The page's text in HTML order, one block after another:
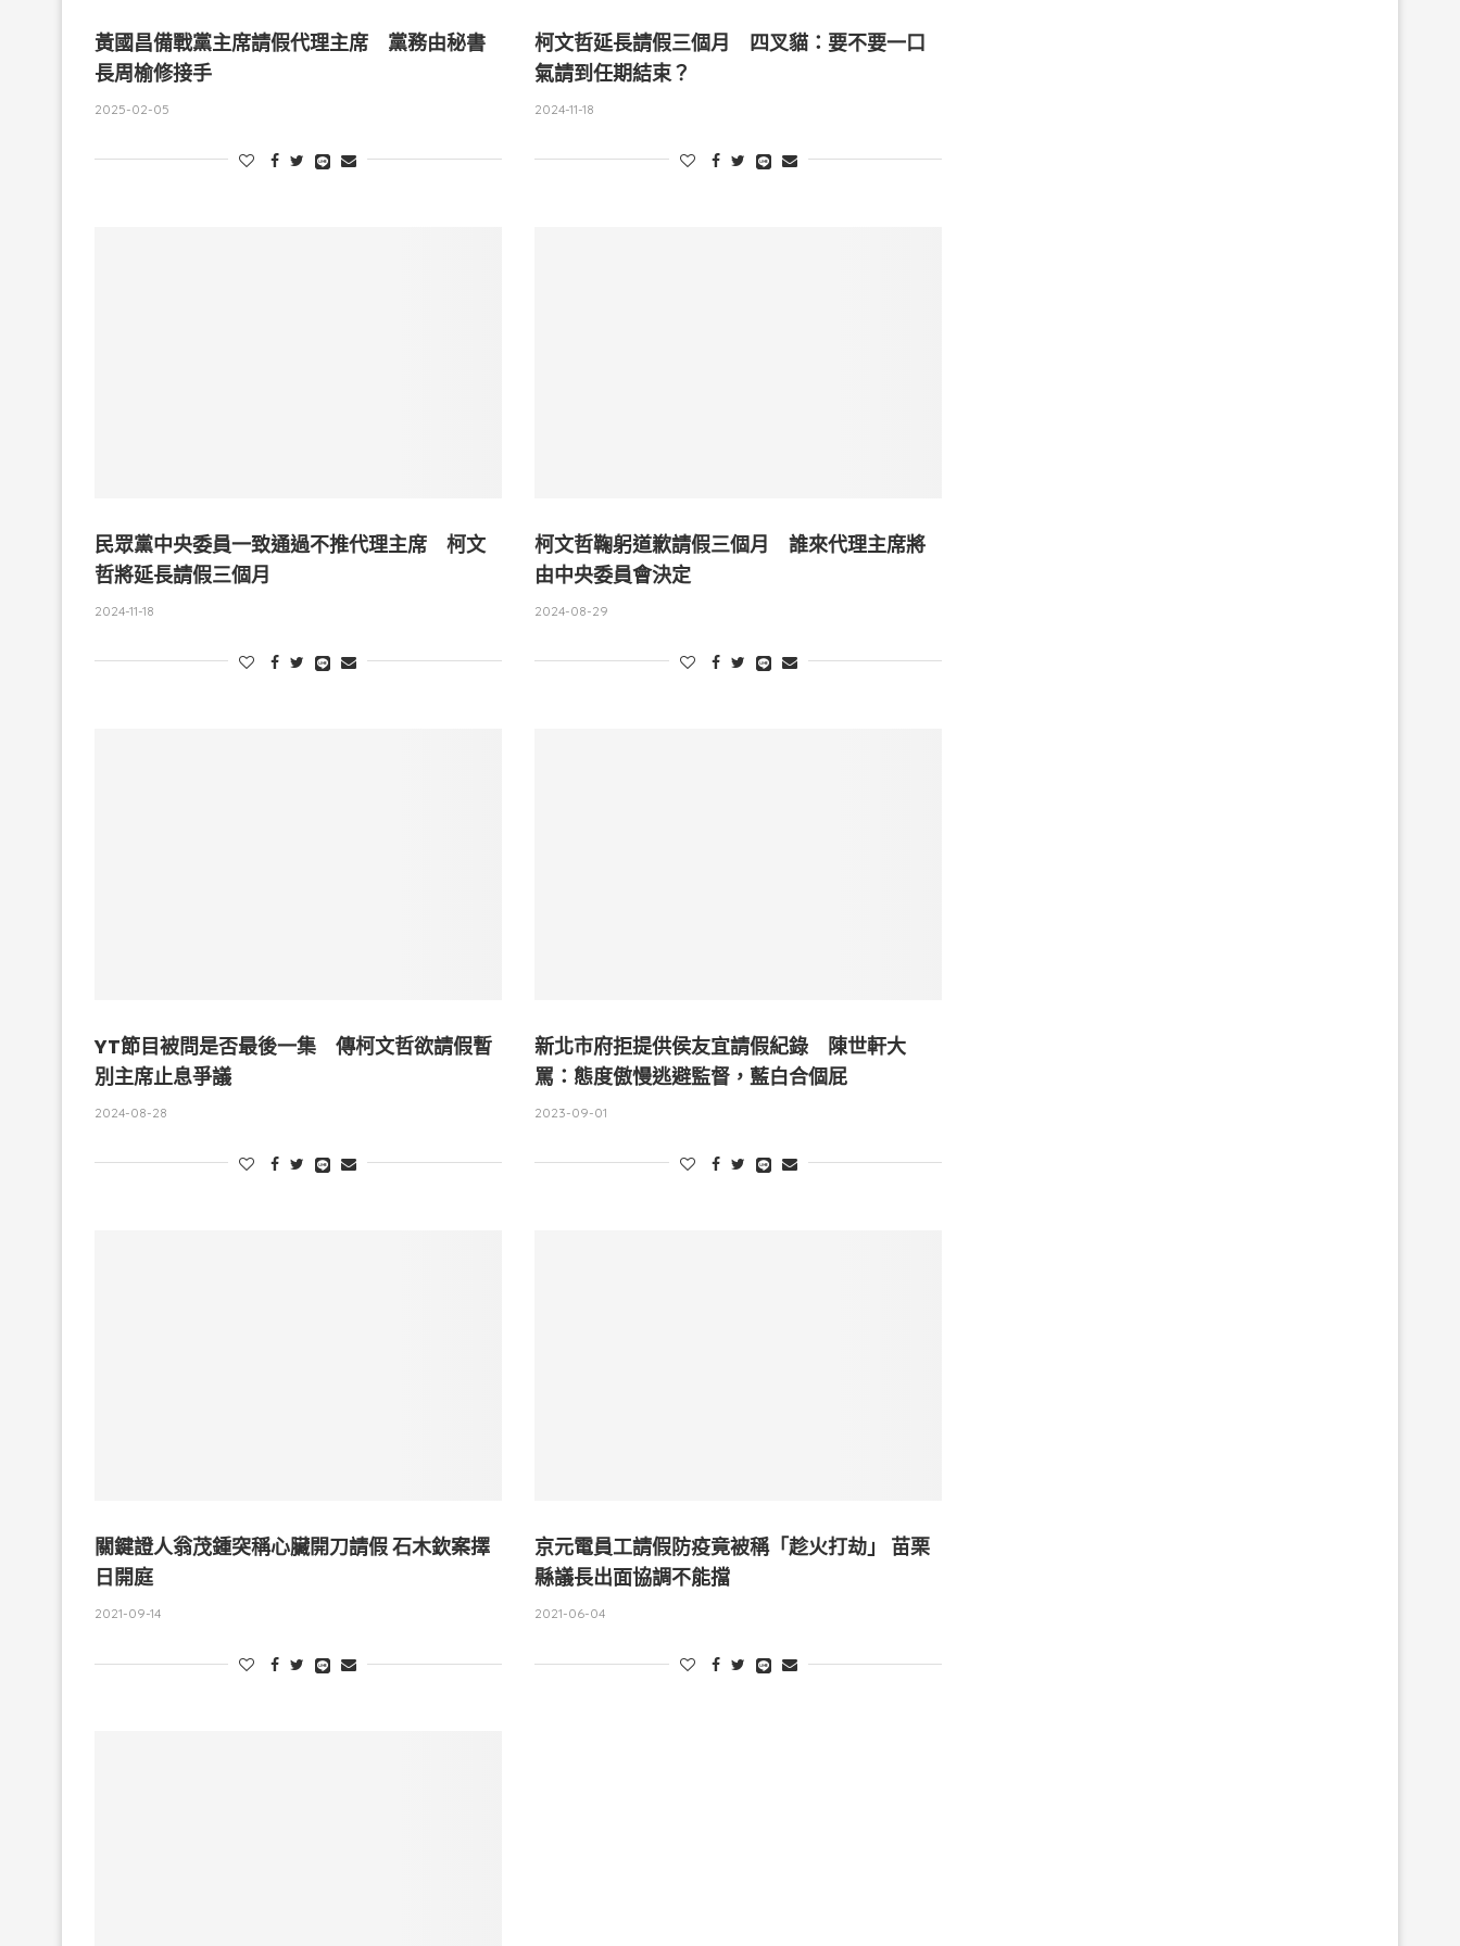
黃國昌備戰黨主席請假代理主席 黨務由秘書
長周榆修接手
2025-02-05
柯文哲延長請假三個月 四叉貓：要不要一口
氣請到任期結束？
2024-11-18
民眾黨中央委員一致通過不推代理主席 柯文
哲將延長請假三個月
2024-11-18
柯文哲鞠躬道歉請假三個月 誰來代理主席將
由中央委員會決定
2024-08-29
YT節目被問是否最後一集 傳柯文哲欲請假暫
別主席止息爭議
2024-08-28
新北市府拒提供侯友宜請假紀錄 陳世軒大
罵：態度傲慢逃避監督，藍白合個屁
2023-09-01
關鍵證人翁茂鍾突稱心臟開刀請假 石木欽案擇
日開庭
2021-09-14
京元電員工請假防疫竟被稱「趁火打劫」 苗栗
縣議長出面協調不能擋
2021-06-04